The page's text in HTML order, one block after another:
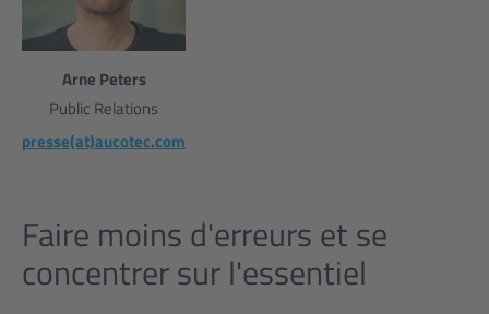
Arne Peters
Public Relations
presse(at)aucotec.com
Faire moins d'erreurs­ et se
concentrer sur l'essentiel